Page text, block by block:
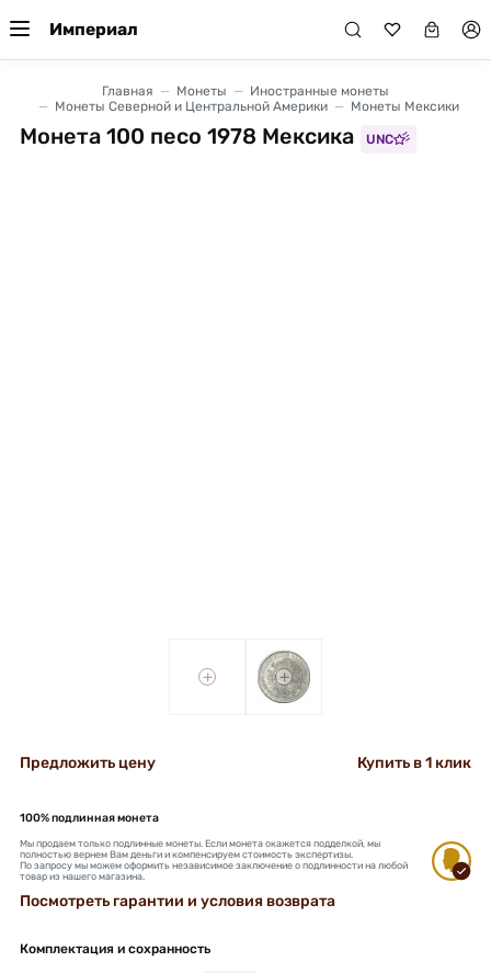
Империал
Главная Монеты
Иностранные монеты
Монеты Северной и Центральной Америки
Монеты Мексики
Монета 100 песо 1978 Мексика UNC
+ +
Предложить цену Купить в 1 клик
100% подлинная монета
Мы продаем только подлинные монеты. Если монета окажется подделкой, мы
полностью вернем Вам деньги и компенсируем стоимость экспертизы.
По запросу мы можем оформить независимое заключение о подлинности на любой
товар из нашего магазина.
Посмотреть гарантии и условия возврата
Комплектация и сохранность